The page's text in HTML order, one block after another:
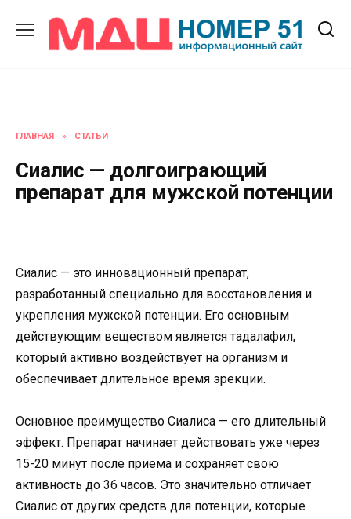
содержанию
ГЛАВНАЯ » СТАТЬИ
Сиалис — долгоиграющий
препарат для мужской потенции
Сиалис — это инновационный препарат,
разработанный специально для восстановления и
укрепления мужской потенции. Его основным
действующим веществом является тадалафил,
который активно воздействует на организм и
обеспечивает длительное время эрекции.
Основное преимущество Сиалиса — его длительный
эффект. Препарат начинает действовать уже через
15-20 минут после приема и сохраняет свою
активность до 36 часов. Это значительно отличает
Сиалис от других средств для потенции, которые